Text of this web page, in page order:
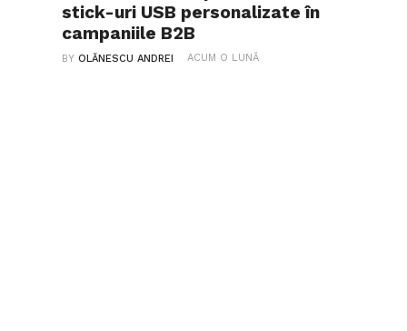
stick-uri USB personalizate în
campaniile B2B
BYOLĂNESCU ANDREI ACUM O LUNĂ